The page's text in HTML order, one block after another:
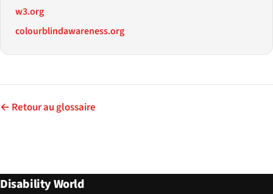
w3.org
colourblindawareness.org
← Retour au glossaire
Disability World